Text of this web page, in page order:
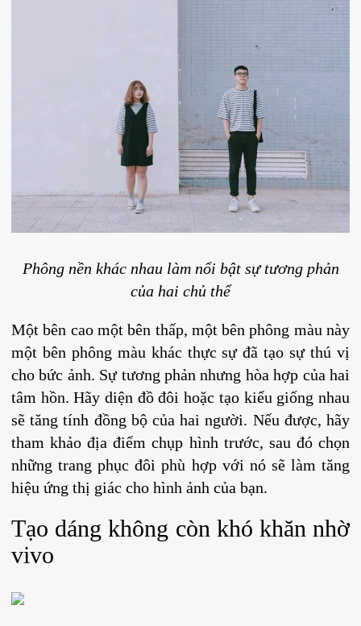
Phông nền khác nhau làm nổi bật sự tương phản
của hai chủ thể
Một bên cao một bên thấp, một bên phông màu này
một bên phông màu khác thực sự đã tạo sự thú vị
cho bức ảnh. Sự tương phản nhưng hòa hợp của hai
tâm hồn. Hãy diện đồ đôi hoặc tạo kiểu giống nhau
sẽ tăng tính đồng bộ của hai người. Nếu được, hãy
tham khảo địa điểm chụp hình trước, sau đó chọn
những trang phục đôi phù hợp với nó sẽ làm tăng
hiệu ứng thị giác cho hình ảnh của bạn.
Tạo dáng không còn khó khăn nhờ
vivo